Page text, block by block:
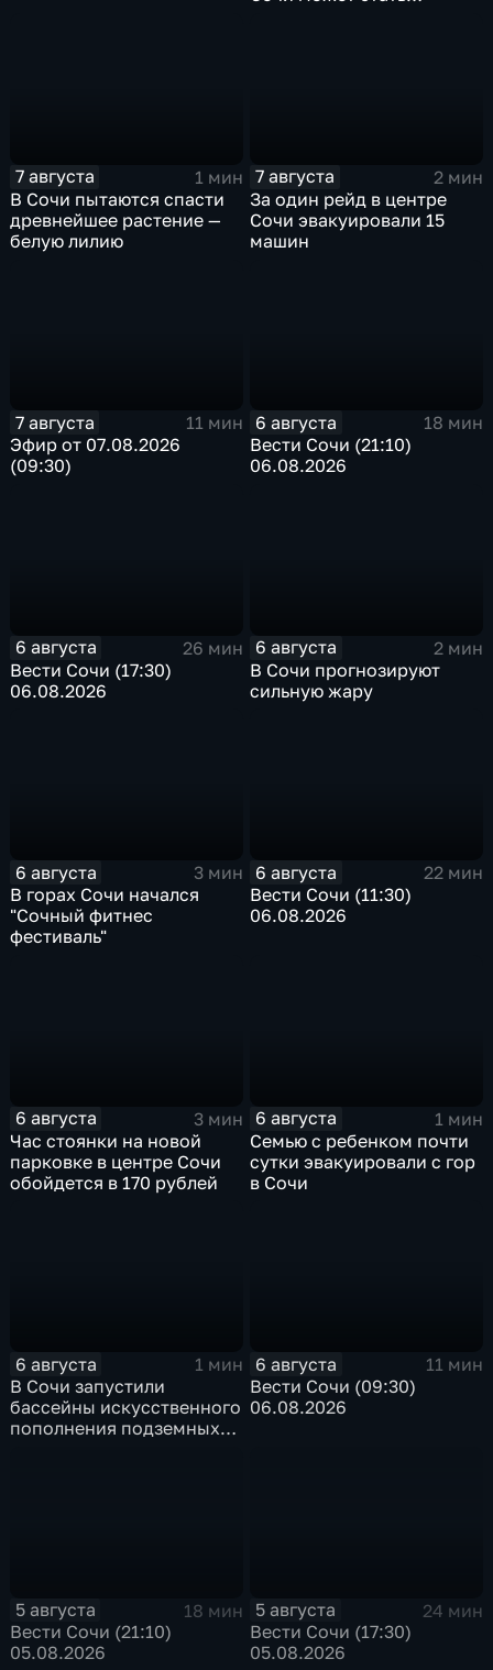
7 августа
1 мин
В Сочи пытаются спасти
древнейшее растение —
белую лилию
7 августа
2 мин
За один рейд в центре
Сочи эвакуировали 15
машин
7 августа
11 мин
Эфир от 07.08.2026
(09:30)
6 августа
18 мин
Вести Сочи (21:10)
06.08.2026
6 августа
26 мин
Вести Сочи (17:30)
06.08.2026
6 августа
2 мин
В Сочи прогнозируют
сильную жару
6 августа
3 мин
В горах Сочи начался
"Сочный фитнес
фестиваль"
6 августа
22 мин
Вести Сочи (11:30)
06.08.2026
6 августа
3 мин
Час стоянки на новой
парковке в центре Сочи
обойдется в 170 рублей
6 августа
1 мин
Семью с ребенком почти
сутки эвакуировали с гор
в Сочи
6 августа
1 мин
В Сочи запустили
бассейны искусственного
пополнения подземных
6 августа
11 мин
Вести Сочи (09:30)
06.08.2026
5 августа
18 мин
Вести Сочи (21:10)
05.08.2026
5 августа
24 мин
Вести Сочи (17:30)
05.08.2026